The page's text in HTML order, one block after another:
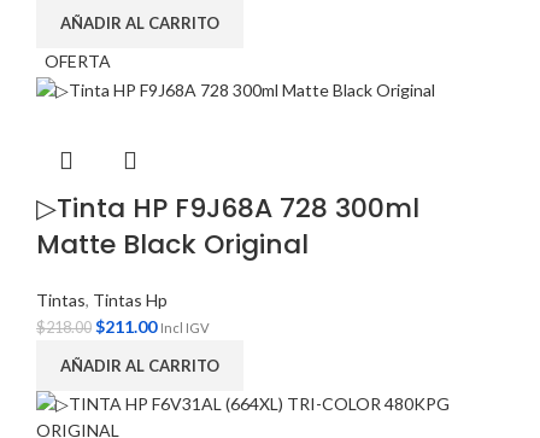
AÑADIR AL CARRITO
OFERTA
▷Tinta HP F9J68A 728 300ml
Matte Black Original
Tintas, Tintas Hp
$218.00 $211.00 Incl IGV
AÑADIR AL CARRITO